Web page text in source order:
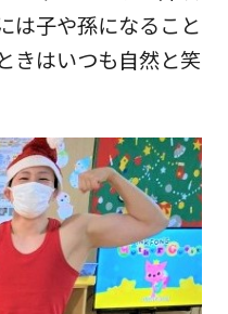
は子や孫になること
きはいつも自然と笑